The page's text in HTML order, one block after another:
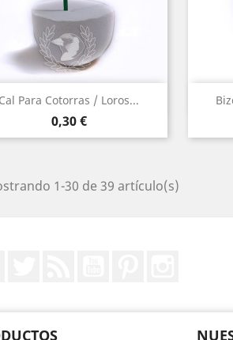
Cal Para Cotorras / Loros...
Precio
0,30 €
 Vista rápida
1-30 de 39 artículo(s)